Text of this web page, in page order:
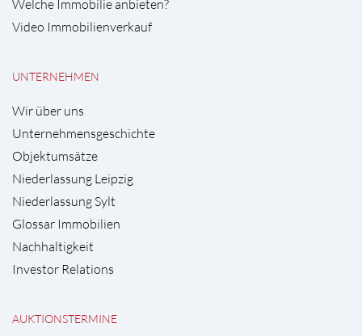
Welche Immobilie anbieten?
Video Immobilienverkauf
UNTERNEHMEN
Wir über uns
Unternehmensgeschichte
Objektumsätze
Niederlassung Leipzig
Niederlassung Sylt
Glossar Immobilien
Nachhaltigkeit
Investor Relations
AUKTIONSTERMINE